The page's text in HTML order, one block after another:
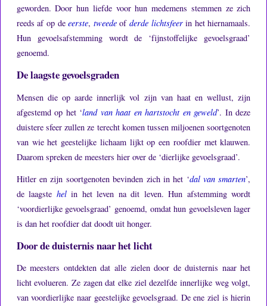
geworden.Door hun liefde voor hun medemens stemmen ze zich
reeds af op deeerste, tweedeof derde lichtsfeerin het hiernamaals.
Hun gevoelsafstemming wordt de ‘fijnstoffelijke gevoelsgraad’
genoemd.
De laagste gevoelsgraden
Mensen die op aarde innerlijk vol zijn van haat en wellust, zijn
afgestemd op het ‘land van haat en hartstocht en geweld’. In deze
duistere sfeer zullen ze terecht komen tussen miljoenen soortgenoten
van wie het geestelijke lichaam lijkt op een roofdier met klauwen.
Daarom spreken de meesters hier over de ‘dierlijke gevoelsgraad’.
Hitler en zijn soortgenoten bevinden zich in het ‘dal van smarten’,
de laagste helin het leven na dit leven.Hun afstemming wordt
‘voordierlijke gevoelsgraad’ genoemd, omdat hun gevoelsleven lager
is dan het roofdier dat doodt uit honger.
Door de duisternis naar het licht
De meesters ontdekten dat alle zielen door de duisternis naar het
licht evolueren.Ze zagen dat elke ziel dezelfde innerlijke weg volgt,
van voordierlijke naar geestelijke gevoelsgraad. De ene ziel is hierin